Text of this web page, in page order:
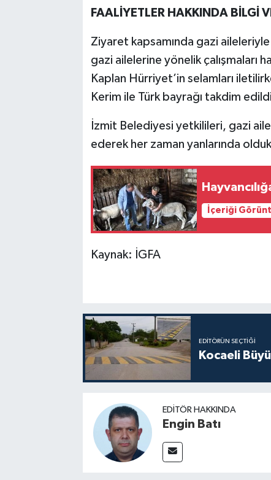
FAALİYETLER HAKKINDA BİLGİ
Ziyaret kapsamında gazi
gazi ailelerine yönelik çalışmaları
Kaplan Hürriyet’in selamları
Kerim ile Türk bayrağı takdim
İzmit Belediyesi yetkilileri, gazi
ederek her zaman yanlarında
İçeriği
Kaynak: İGFA
EDITÖRÜN SEÇTIĞI
Kocaeli
EDITÖR HAKKINDA
Engin Batı